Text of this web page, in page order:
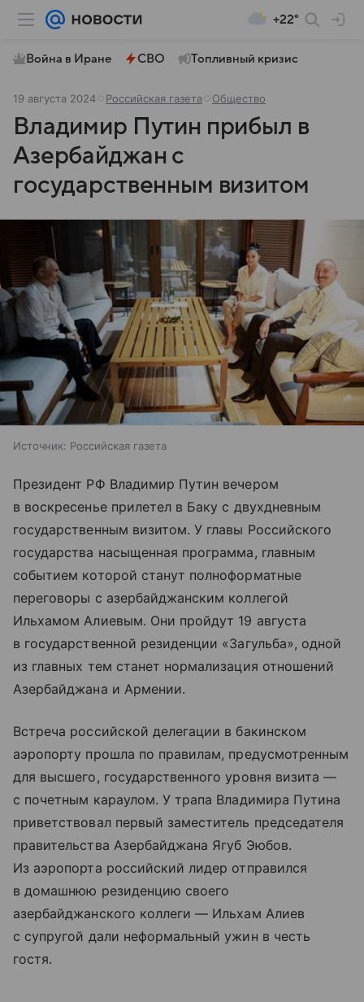
+22°
Война в Иране СВО Топливный кризис
19 августа 2024 Российская газета Общество
Владимир Путин прибыл в
Азербайджан с
государственным визитом
Источник: Российская газета
Президент РФ Владимир Путин вечером
в воскресенье прилетел в Баку с двухдневным
государственным визитом. У главы Российского
государства насыщенная программа, главным
событием которой станут полноформатные
переговоры с азербайджанским коллегой
Ильхамом Алиевым. Они пройдут 19 августа
в государственной резиденции «Загульба», одной
из главных тем станет нормализация отношений
Азербайджана и Армении.
Встреча российской делегации в бакинском
аэропорту прошла по правилам, предусмотренным
для высшего, государственного уровня визита —
с почетным караулом. У трапа Владимира Путина
приветствовал первый заместитель председателя
правительства Азербайджана Ягуб Эюбов.
Из аэропорта российский лидер отправился
в домашнюю резиденцию своего
азербайджанского коллеги — Ильхам Алиев
с супругой дали неформальный ужин в честь
гостя.